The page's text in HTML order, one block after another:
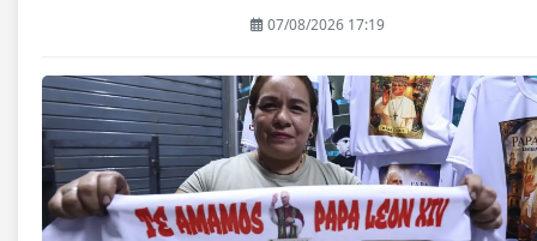
07/08/2026 17:19